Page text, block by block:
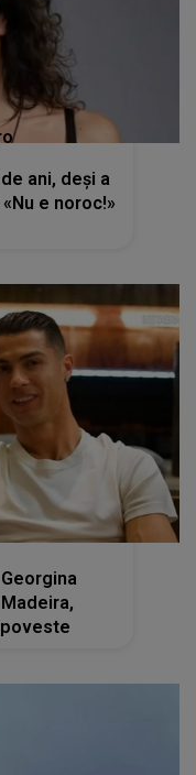
ani, deși a
e noroc!»